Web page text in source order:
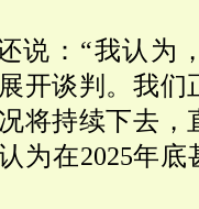
说：“我认为
开谈判。我们
将持续下去，
为在2025年底